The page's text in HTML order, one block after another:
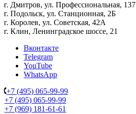
г. Дмитров, ул. Профессиональная, 137
г. Подольск, ул. Станционная, 2Б
г. Королев, ул. Советская, 42А
г. Клин, Ленинградское шоссе, 21
Вконтакте
Telegram
YouTube
WhatsApp
+7 (495) 065-99-99
+7 (495) 065-99-99
+7 (969) 181-61-61